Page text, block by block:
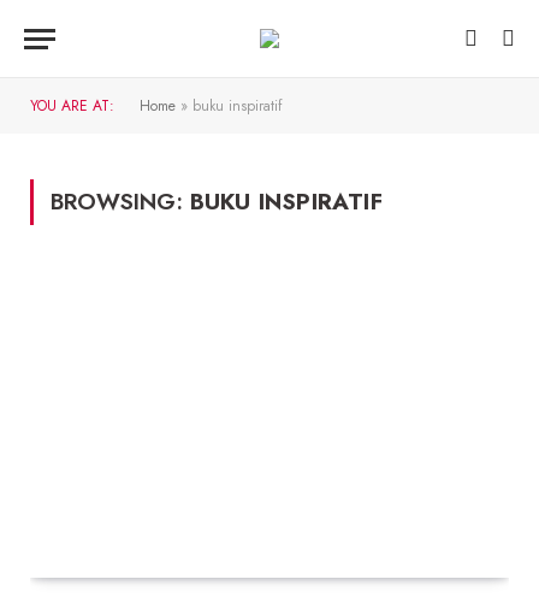
YOU ARE AT: Home » buku inspiratif
BROWSING: BUKU INSPIRATIF